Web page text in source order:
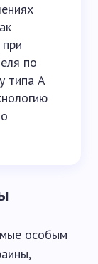
по
типа А
особым